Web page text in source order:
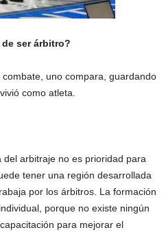
ser árbitro?
uno compara, guardando
como atleta.
arbitraje no es prioridad para
tener una región desarrollada
por los árbitros. La formación
porque no existe ningún
para mejorar el